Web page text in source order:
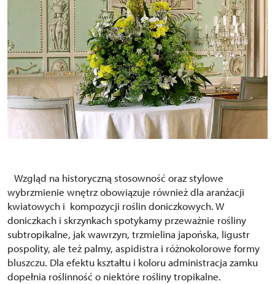
Wzgląd na historyczną stosowność oraz stylowe
wybrzmienie wnętrz obowiązuje również dla aranżacji
kwiatowych i kompozycji roślin doniczkowych. W
doniczkach i skrzynkach spotykamy przeważnie rośliny
subtropikalne, jak wawrzyn, trzmielina japońska, ligustr
pospolity, ale też palmy, aspidistra i różnokolorowe formy
bluszczu. Dla efektu kształtu i koloru administracja zamku
dopełnia roślinność o niektóre rośliny tropikalne.